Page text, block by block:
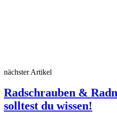
nächster Artikel
Radschrauben &
solltest du wissen!